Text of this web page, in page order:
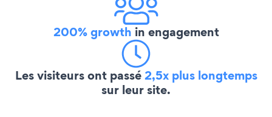
200% growth in engagement
Les visiteurs ont passé2,5x plus longtemps
sur leur site.